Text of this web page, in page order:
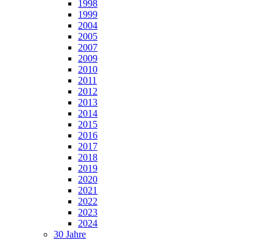
1998
1999
2004
2005
2007
2009
2010
2011
2012
2013
2014
2015
2016
2017
2018
2019
2020
2021
2022
2023
2024
30 Jahre